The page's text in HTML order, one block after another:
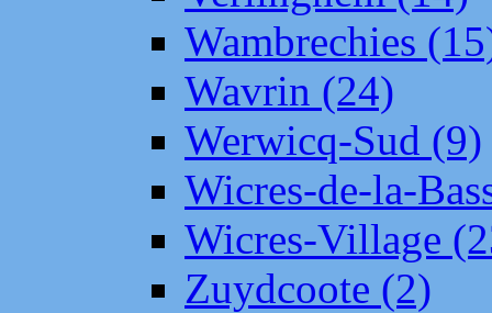
Wambrechies
Wavrin (24)
Werwicq-Sud (9)
Wicres-de-la-
Wicres-Village
Zuydcoote (2)